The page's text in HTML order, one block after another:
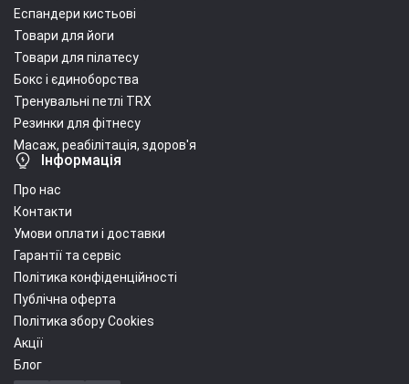
Еспандери кистьові
Товари для йоги
Товари для пілатесу
Бокс і єдиноборства
Тренувальні петлі TRX
Резинки для фітнесу
Масаж, реабілітація, здоров'я
Інформація
Про нас
Контакти
Умови оплати і доставки
Гарантії та сервіс
Політика конфіденційності
Публічна оферта
Політика збору Cookies
Акції
Блог